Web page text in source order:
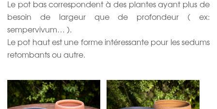
Le pot bas correspondent à des plantes ayant plus de
besoin de largeur que de profondeur ( ex:
sempervivum… ).
Le pot haut est une forme intéressante pour les sedums
retombants ou autre.